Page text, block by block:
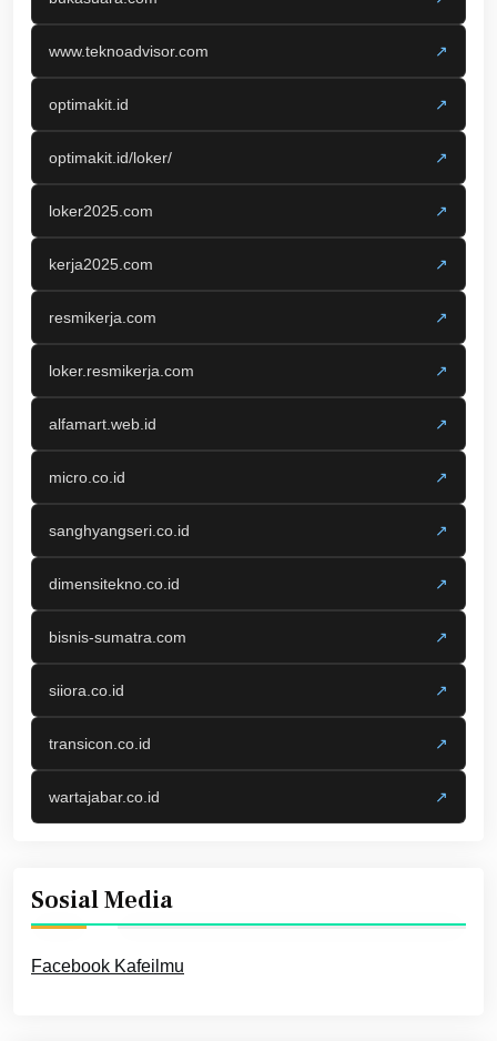
www.teknoadvisor.com ↗
optimakit.id ↗
optimakit.id/loker/ ↗
loker2025.com ↗
kerja2025.com ↗
resmikerja.com ↗
loker.resmikerja.com ↗
alfamart.web.id ↗
micro.co.id ↗
sanghyangseri.co.id ↗
dimensitekno.co.id ↗
bisnis-sumatra.com ↗
siiora.co.id ↗
transicon.co.id ↗
wartajabar.co.id ↗
Sosial Media
Facebook Kafeilmu